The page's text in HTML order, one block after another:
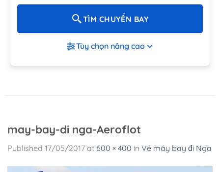
TÌM CHUYẾN BAY
Tùy chọn nâng cao
may-bay-di nga-Aeroflot
Published 17/05/2017 at 600 × 400 in Vé máy bay đi Nga